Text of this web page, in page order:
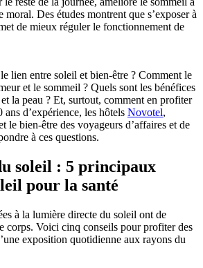
moral. Des études montrent que s’exposer à
de mieux réguler le fonctionnement de
lien entre soleil et bien-être ? Comment le
et le sommeil ? Quels sont les bénéfices
la peau ? Et, surtout, comment en profiter
d’expérience, les hôtels Novotel,
le bien-être des voyageurs d’affaires et de
à ces questions.
soleil : 5 principaux
pour la santé
à la lumière directe du soleil ont de
corps. Voici cinq conseils pour profiter des
exposition quotidienne aux rayons du